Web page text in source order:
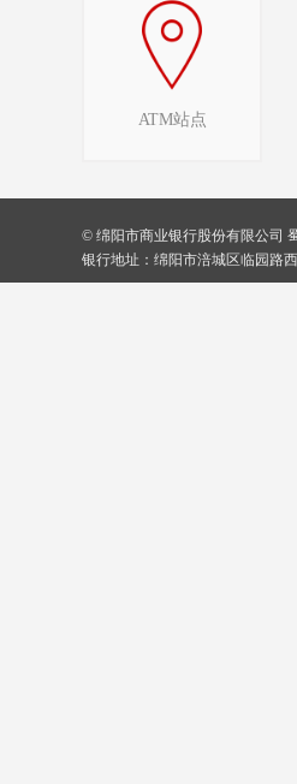
ATM站点
© 绵阳市商业银行股份有限公司
银行地址：绵阳市涪城区临园路